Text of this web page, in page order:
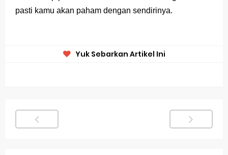
pasti kamu akan paham dengan sendirinya.
Yuk Sebarkan Artikel Ini